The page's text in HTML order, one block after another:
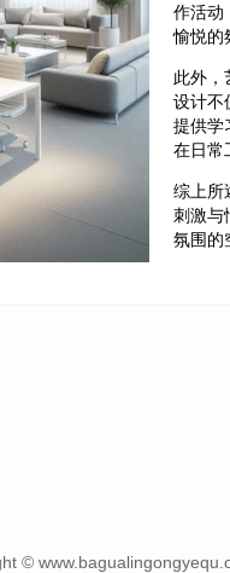
作活动
愉悦的
此外，
设计不
提供学
在日常
综上所
刺激与
氛围的
©